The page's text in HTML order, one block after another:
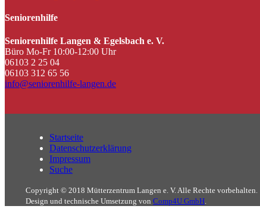
Seniorenhilfe
Seniorenhilfe Langen & Egelsbach e. V.
Büro Mo-Fr 10:00-12:00 Uhr
06103 2 25 04
06103 312 65 56
info@seniorenhilfe-langen.de
Startseite
Datenschutzerklärung
Impressum
Suche
Copyright © 2018 Mütterzentrum Langen e. V. Alle Rechte vorbehalten.
Design und technische Umsetzung von Comp4U GmbH.